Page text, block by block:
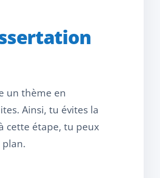
un thème en
Ainsi, tu évites la
cette étape, tu peux